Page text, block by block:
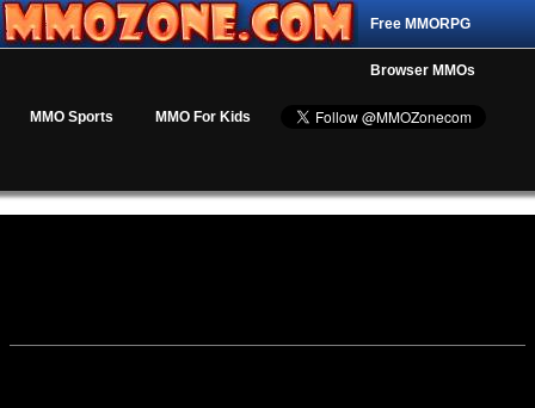
Free MMORPG
Browser MMOs
MMO Sports MMO For Kids